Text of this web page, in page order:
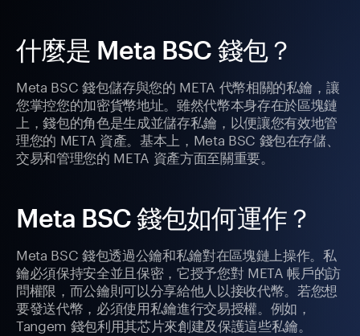
什麼是 Meta BSC 錢包？
Meta BSC 錢包儲存與您的 META 代幣相關的私鑰，讓
您掌控您的加密貨幣地址。雖然代幣本身存在於區塊鏈
上，錢包的角色是生成並儲存私鑰，以便讓您有效地管
理您的 META 資產。基本上，Meta BSC 錢包在存儲、
交易和管理您的 META 資產方面至關重要。
Meta BSC 錢包如何運作？
Meta BSC 錢包透過公鑰和私鑰對在區塊鏈上操作。私
鑰必須保持安全並且保密，它授予您對 META 帳戶的訪
問權限，而公鑰則可以分享給他人以接收代幣。若您想
要發送代幣，必須使用私鑰進行交易授權。例如，
Tangem 錢包利用其芯片來創建及保護這些私鑰。